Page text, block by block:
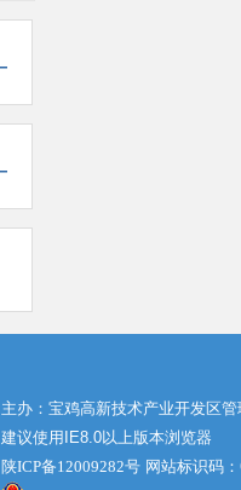
主办：宝鸡高新技术产业开发区
建议使用IE8.0以上版本浏览器
陕ICP备12009282号 网站标识码